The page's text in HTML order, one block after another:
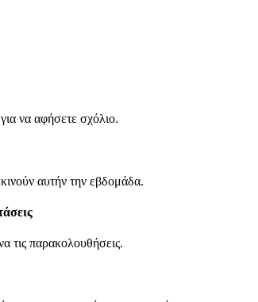
να αφήσετε σχόλιο.
αυτήν την εβδομάδα.
τις παρακολουθήσεις.